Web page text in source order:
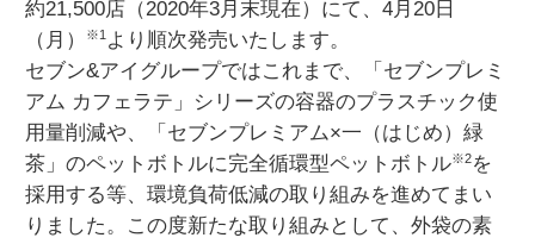
約21,500店（2020年3月末現在）にて、4月20日
（月）
※1より順次発売いたします。
セブン&アイグループではこれまで、「セブンプレミ
アム カフェラテ」シリーズの容器のプラスチック使
用量削減や、「セブンプレミアム×一（はじめ）緑
茶」のペットボトルに完全循環型ペットボトル※2を
採用する等、環境負荷低減の取り組みを進めてまい
りました。この度新たな取り組みとして、外袋の素